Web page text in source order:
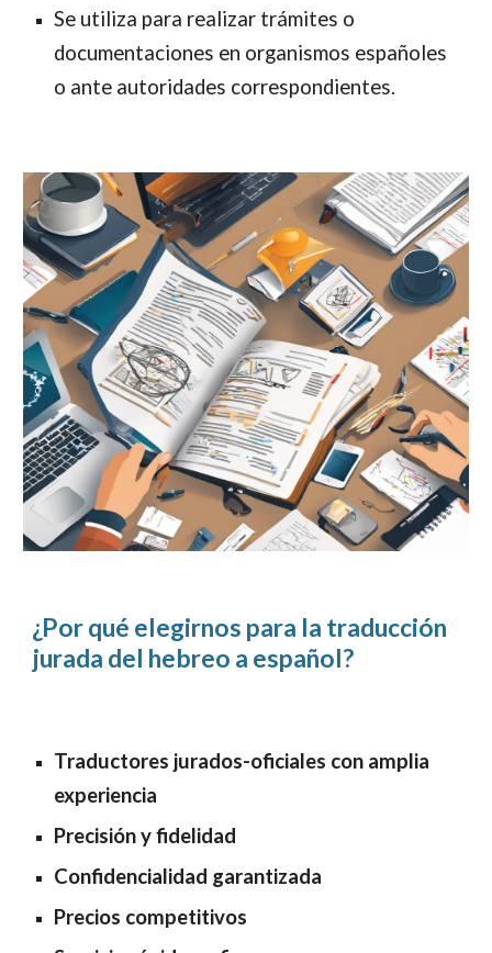
Se utiliza para realizar trámites o
documentaciones en organismos españoles
o ante autoridades correspondientes.
¿Por qué elegirnos para la traducción
jurada del hebreo a español?
Traductores jurados-oficiales con amplia
experiencia
Precisión y fidelidad
Confidencialidad garantizada
Precios competitivos